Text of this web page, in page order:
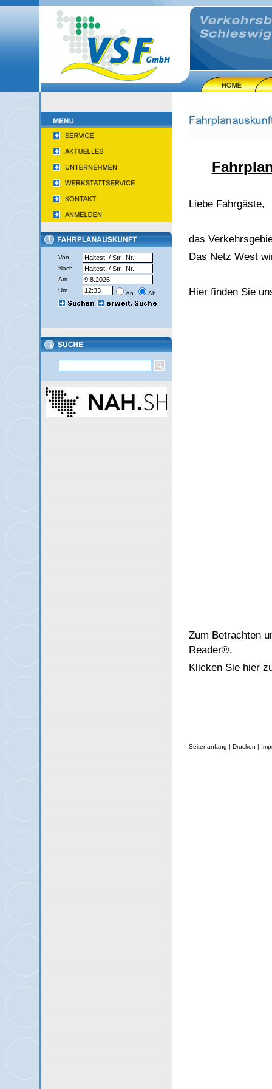
Von
Nach
Am
Um
An Ab
Liebe Fahrgäste,
das
Das Netz West
Hier finden Sie
Zum Betrachten
Reader®.
Klicken Sie hier
Seitenanfang | Drucken |